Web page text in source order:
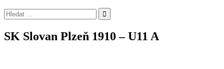
Vyhledávání
SK Slovan Plzeň 1910 – U11 A